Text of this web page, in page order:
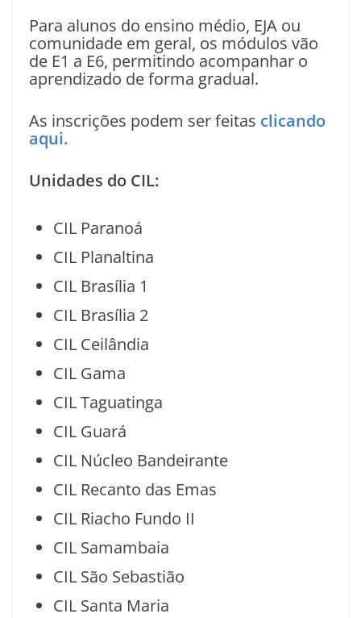
Para alunos do ensino médio, EJA ou
comunidade em geral, os módulos vão
de E1 a E6, permitindo acompanhar o
aprendizado de forma gradual.
As inscrições podem ser feitas clicando
aqui.
Unidades do CIL:
CIL Paranoá
CIL Planaltina
CIL Brasília 1
CIL Brasília 2
CIL Ceilândia
CIL Gama
CIL Taguatinga
CIL Guará
CIL Núcleo Bandeirante
CIL Recanto das Emas
CIL Riacho Fundo II
CIL Samambaia
CIL São Sebastião
CIL Santa Maria